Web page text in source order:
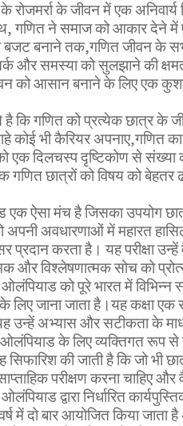
रोजमर्रा के जीवन में एक अनिवार्य
गणित ने समाज को आकार देने में
बनाने तक,गणित जीवन के
और समस्या को सुलझाने की
को आसान बनाने के लिए एक
कि गणित को प्रत्येक छात्र के
कोई भी कैरियर अपनाए,गणित
एक दिलचस्प दृष्टिकोण से संख्या
गणित छात्रों को विषय को
एक ऐसा मंच है जिसका उपयोग
अपनी अवधारणाओं में महारत
करता है। यह परीक्षा उन्हें
और विश्लेषणात्मक सोच को
ओलंपियाड को पूरे भारत में विभिन्न
जाना जाता है।यह कक्षा
उन्हें अभ्यास और सटीकता के
के लिए व्यक्तिगत रूप
की जाती है कि जो भी
परीक्षण करना चाहिए
द्वारा निर्धारित
में दो बार आयोजित किया जाता